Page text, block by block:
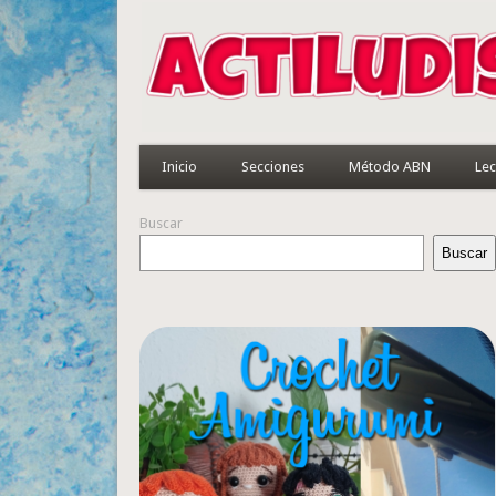
Inicio Secciones Método ABN
Buscar
Buscar